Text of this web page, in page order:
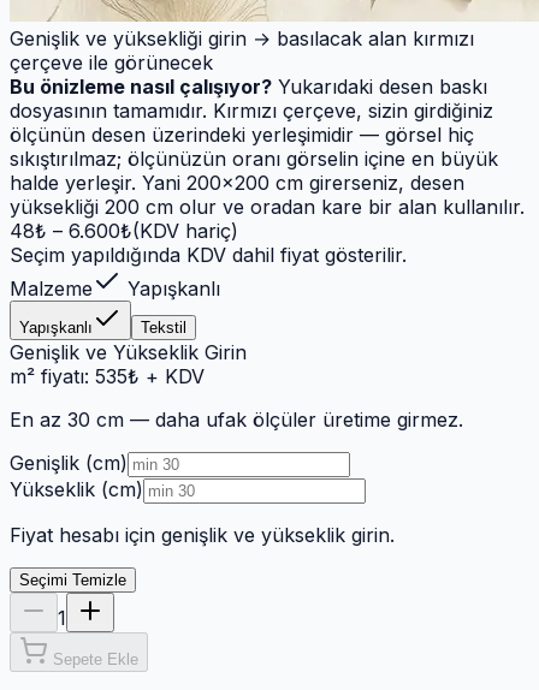
Genişlik ve yüksekliği girin → basılacak alan kırmızı
çerçeve ile görünecek
Bu önizleme nasıl çalışıyor? Yukarıdaki desen baskı
dosyasının tamamıdır. Kırmızı çerçeve, sizin girdiğiniz
ölçünün desen üzerindeki yerleşimidir — görsel hiç
sıkıştırılmaz; ölçünüzün oranı görselin içine en büyük
halde yerleşir. Yani 200×200 cm girerseniz, desen
yüksekliği 200 cm olur ve oradan kare bir alan kullanılır.
48₺ – 6.600₺(KDV hariç)
Seçim yapıldığında KDV dahil fiyat gösterilir.
Malzeme
Yapışkanlı
Yapışkanlı Tekstil
Genişlik ve Yükseklik Girin
m² fiyatı: 535₺ + KDV
En az 30 cm — daha ufak ölçüler üretime girmez.
Genişlik (cm)
Yükseklik (cm)
Fiyat hesabı için genişlik ve yükseklik girin.
Seçimi Temizle
1
Sepete Ekle